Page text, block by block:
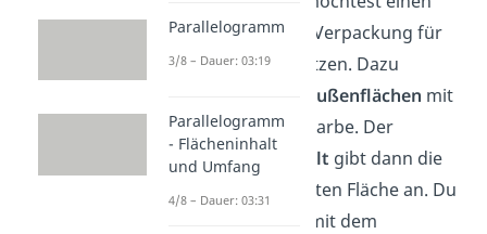
Schuhkarton
als Verpackung für
ein Geschenk nutzen. Dazu
Außenflächen mit
einer hübschen Farbe. Der
Oberflächeninhalt gibt dann die
Größe der bemalten Fläche an. Du
bezeichnest ihn mit dem
Parallelogramm
3/8 – Dauer: 03:19
Parallelogramm
- Flächeninhalt
und Umfang
4/8 – Dauer: 03:31